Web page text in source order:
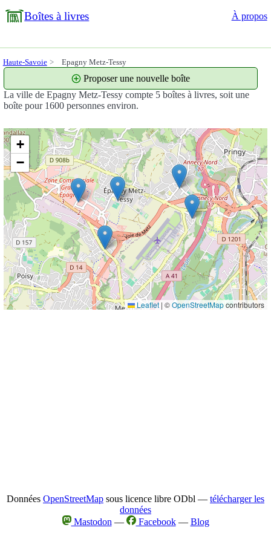
Boîtes à livres À propos
Haute-Savoie Epagny Metz-Tessy
La ville de Epagny Metz-Tessy compte 5 boîtes à livres, soit une
boîte pour 1600 personnes environ.
Proposer une nouvelle boîte
+
−
Leaflet | ©OpenStreetMapcontributors
Données OpenStreetMap sous licence libre ODbl — télécharger les
données
Mastodon — Facebook— Blog